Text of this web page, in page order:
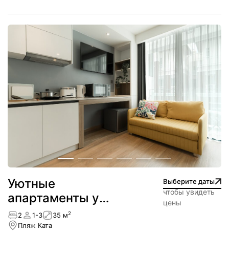
Уютные
апартаменты у
пляжа — Ката
Выберите даты
чтобы увидеть
цены
2 1-3 35 м2
Пляж Ката